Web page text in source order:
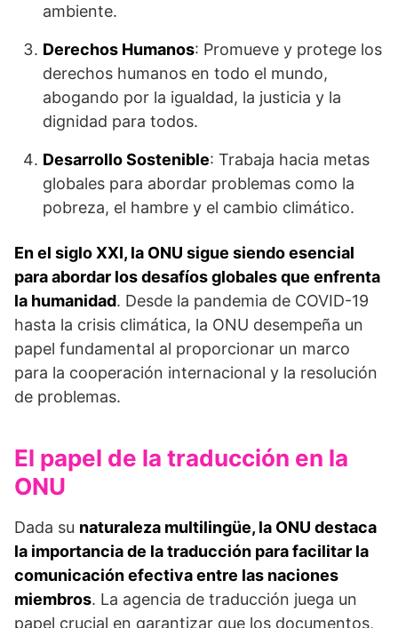
ambiente.
Derechos Humanos: Promueve y protege los
derechos humanos en todo el mundo,
abogando por la igualdad, la justicia y la
dignidad para todos.
Desarrollo Sostenible: Trabaja hacia metas
globales para abordar problemas como la
pobreza, el hambre y el cambio climático.
En el siglo XXI, la ONU sigue siendo esencial
para abordar los desafíos globales que enfrenta
la humanidad. Desde la pandemia de COVID-19
hasta la crisis climática, la ONU desempeña un
papel fundamental al proporcionar un marco
para la cooperación internacional y la resolución
de problemas.
El papel de la traducción en la
ONU
Dada su naturaleza multilingüe, la ONU destaca
la importancia de la traducción para facilitar la
comunicación efectiva entre las naciones
miembros. La agencia de traducción juega un
papel crucial en garantizar que los documentos,